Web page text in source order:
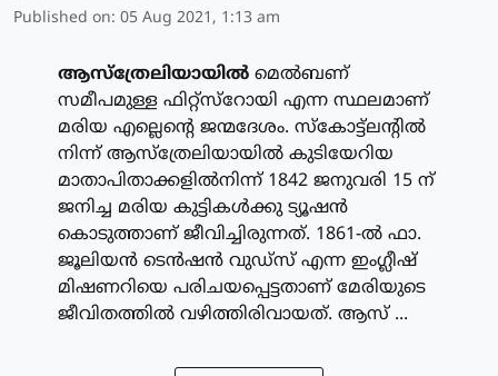
Published on: 05 Aug 2021, 1:13 am
ആസ്‌ത്രേലിയായില്‍ മെല്‍ബണ്
സമീപമുള്ള ഫിറ്റ്‌സ്‌റോയി എന്ന സ്ഥലമാണ്
മരിയ എല്ലെന്റെ ജന്മദേശം. സ്‌കോട്ട്‌ലന്റില്‍
നിന്ന് ആസ്‌ത്രേലിയായില്‍ കുടിയേറിയ
മാതാപിതാക്കളില്‍നിന്ന് 1842 ജനുവരി 15 ന്
ജനിച്ച മരിയ കുട്ടികള്‍ക്കു ട്യൂഷന്‍
കൊടുത്താണ് ജീവിച്ചിരുന്നത്. 1861-ല്‍ ഫാ.
ജൂലിയന്‍ ടെന്‍ഷന്‍ വുഡ്‌സ് എന്ന ഇംഗ്ലീഷ്
മിഷണറിയെ പരിചയപ്പെട്ടതാണ് മേരിയുടെ
ജീവിതത്തില്‍ വഴിത്തിരിവായത്. ആസ് ...